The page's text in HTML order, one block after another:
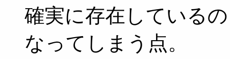
確実に存在している
なってしまう点。